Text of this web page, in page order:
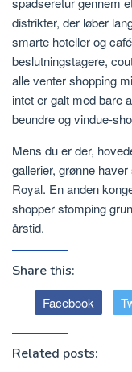
distrikter, der løber
smarte hoteller og
beslutningstagere,
alle venter shopping
intet er galt med bare
beundre og vindue-
Mens du er der,
gallerier, grønne
Royal. En anden
shopper stomping
årstid.
Share this:
Facebook
Related posts: